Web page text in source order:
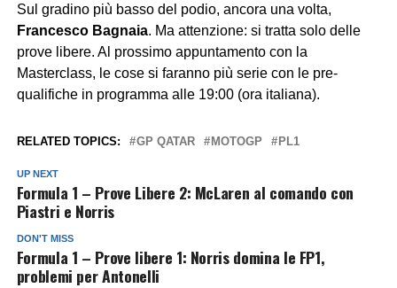
Sul gradino più basso del podio, ancora una volta,
Francesco Bagnaia. Ma attenzione: si tratta solo delle
prove libere. Al prossimo appuntamento con la
Masterclass, le cose si faranno più serie con le pre-
qualifiche in programma alle 19:00 (ora italiana).
RELATED TOPICS: GP QATAR MOTOGP PL1
UP NEXT
Formula 1 – Prove Libere 2: McLaren al comando con
Piastri e Norris
DON'T MISS
Formula 1 – Prove libere 1: Norris domina le FP1,
problemi per Antonelli